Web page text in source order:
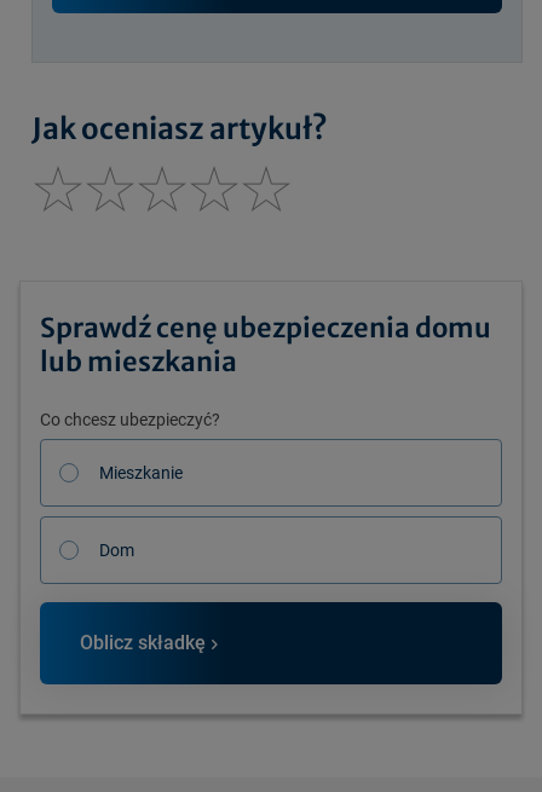
Jak oceniasz artykuł?
Sprawdź cenę ubezpieczenia domu
lub mieszkania
Co chcesz ubezpieczyć?
Mieszkanie
Dom
Oblicz składkę